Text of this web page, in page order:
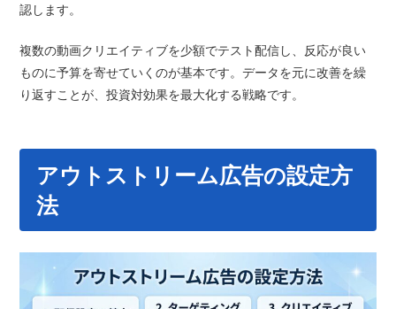
認します。
複数の動画クリエイティブを少額でテスト配信し、反応が良い
ものに予算を寄せていくのが基本です。データを元に改善を繰
り返すことが、投資対効果を最大化する戦略です。
アウトストリーム広告の設定方
法